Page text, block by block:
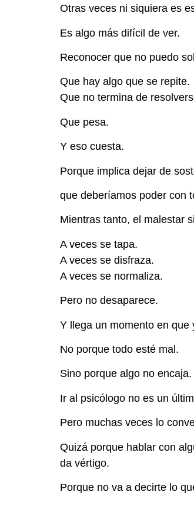
Otras veces ni siquiera es
Es algo más difícil de ver.
Reconocer que no puedo
Que hay algo que se repite.
Que no termina de
Que pesa.
Y eso cuesta.
Porque implica dejar de
que deberíamos poder con
Mientras tanto, el malestar
A veces se tapa.
A veces se disfraza.
A veces se normaliza.
Pero no desaparece.
Y llega un momento en que
No porque todo esté mal.
Sino porque algo no encaja.
Ir al psicólogo no es un
Pero muchas veces lo
Quizá porque hablar con
da vértigo.
Porque no va a decirte lo